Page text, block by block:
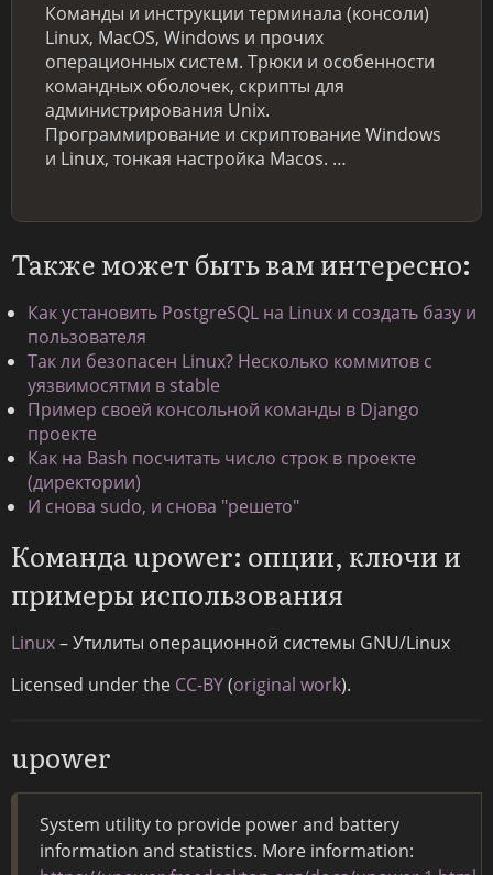
Команды и инструкции терминала (консоли)
Linux, MacOS, Windows и прочих
операционных систем. Трюки и особенности
командных оболочек, скрипты для
администрирования Unix.
Программирование и скриптование Windows
и Linux, тонкая настройка Macos. …
Также может быть вам интересно:
Как установить PostgreSQL на Linux и создать базу и
пользователя
Так ли безопасен Linux? Несколько коммитов с
уязвимосятми в stable
Пример своей консольной команды в Django
проекте
Как на Bash посчитать число строк в проекте
(директории)
И снова sudo, и снова "решето"
Команда upower: опции, ключи и
примеры использования
Linux– Утилиты операционной системы GNU/Linux
Licensed under the CC-BY(original work).
upower
System utility to provide power and battery
information and statistics. More information: